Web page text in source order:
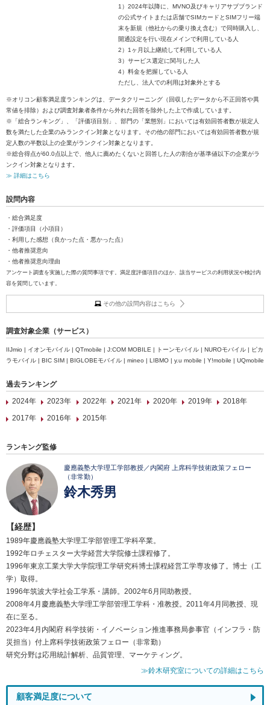
1）2024年以降に、MVNO及びキャリアサブブランド
の公式サイトまたは店舗でSIMカードとSIMフリー端
末を新規（他社からの乗り換え含む）で同時購入し、
開通設定を行い現在メインで利用している人
2）1ヶ月以上継続して利用している人
3）サービス選定に関与した人
4）料金を把握している人
ただし、法人での利用は対象外とする
※オリコン顧客満足度ランキングは、データクリーニング（回収したデータから不正回答や異
常値を排除）および調査対象者条件から外れた回答を除外した上で作成しています。
※「総合ランキング」、「評価項目別」、部門の「業態別」においては有効回答者数が規定人
数を満たした企業のみランクイン対象となります。その他の部門においては有効回答者数が規
定人数の半数以上の企業がランクイン対象となります。
※総合得点が60.0点以上で、他人に薦めたくないと回答した人の割合が基準値以下の企業がラ
ンクイン対象となります。
≫ 詳細はこちら
設問内容
・総合満足度
・評価項目（小項目）
・利用した感想（良かった点・悪かった点）
・他者推奨意向
・他者推奨意向理由
アンケート調査を実施した際の質問事項です。満足度評価項目のほか、該当サービスの利用状況や検討内
容を質問しています。
その他の設問内容はこちら
調査対象企業（サービス）
IIJmio | イオンモバイル | QTmobile | J:COM MOBILE | トーンモバイル | NUROモバイル | ピカ
ラモバイル | BIC SIM | BIGLOBEモバイル | mineo | LIBMO | y.u mobile | Y!mobile | UQmobile
過去ランキング
2024年
2023年 2022年 2021年 2020年 2019年
2018年
2017年
2016年 2015年
ランキング監修
慶應義塾大学理工学部教授／内閣府 上席科学技術政策フェロー
（非常勤）
鈴木秀男
【経歴】
1989年慶應義塾大学理工学部管理工学科卒業。
1992年ロチェスター大学経営大学院修士課程修了。
1996年東京工業大学大学院理工学研究科博士課程経営工学専攻修了。博士（工
学）取得。
1996年筑波大学社会工学系・講師。2002年6月同助教授。
2008年4月慶應義塾大学理工学部管理工学科・准教授。2011年4月同教授、現
在に至る。
2023年4月内閣府 科学技術・イノベーション推進事務局参事官（インフラ・防
災担当）付上席科学技術政策フェロー（非常勤）
研究分野は応用統計解析、品質管理、マーケティング。
≫鈴木研究室についての詳細はこちら
顧客満足度について